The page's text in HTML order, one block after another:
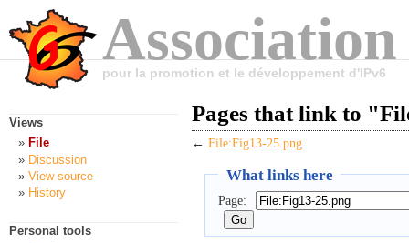
pour la promotion et le développement d'IPv6
Pages that link to
← File:Fig13-25.png
What links here
Page:
Views
File
Discussion
View source
History
Personal tools